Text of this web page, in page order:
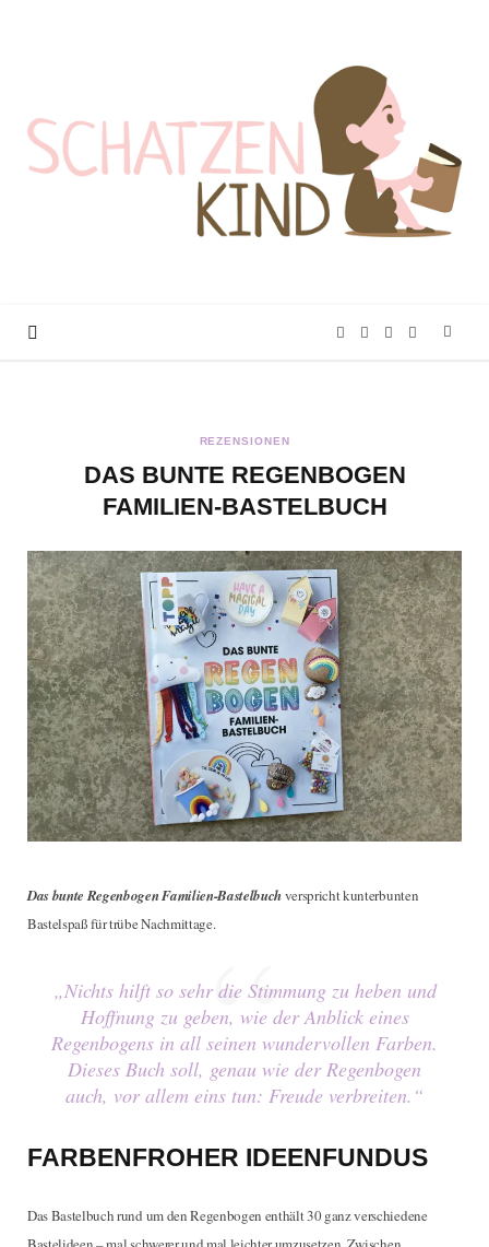
F
e
b
o
o
k
T
t
t
e
I
a
g
r
a
m
P
e
r
e
s
t
REZENSIONEN
DAS BUNTE REGENBOGEN
FAMILIEN-BASTELBUCH
Das bunte Regenbogen Familien-Bastelbuchverspricht kunterbunten
Bastelspaß für trübe Nachmittage.
„Nichts hilft so sehr die Stimmung zu heben und
Hoffnung zu geben, wie der Anblick eines
Regenbogens in all seinen wundervollen Farben.
Dieses Buch soll, genau wie der Regenbogen
auch, vor allem eins tun: Freude verbreiten.“
FARBENFROHER IDEENFUNDUS
Das Bastelbuch rund um den Regenbogen enthält 30 ganz verschiedene